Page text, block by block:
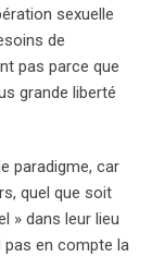
sexuelle
de
pas parce que
grande liberté
paradigme, car
quel que soit
» dans leur lieu
pas en compte la